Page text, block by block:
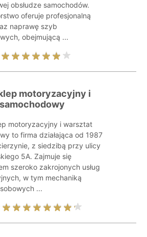
obsłudze samochodów.
oferuje profesjonalną
naprawę szyb
obejmującą ...
motoryzacyjny i
motoryzacyjny i warsztat
to firma działająca od 1987
z siedzibą przy ulicy
5A. Zajmuje się
szeroko zakrojonych usług
w tym mechaniką
...